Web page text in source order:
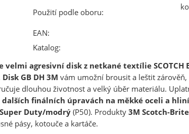
Použití podle oboru:
EAN:
Katalog:
agresivní disk z netkané textílie SCOTCH
Disk GB DH 3M vám umožní brousit a leštit
dlouhou životnost a velký úběr materiálu.
finálních úpravách na měkké oceli a
Super Duty/modrý(P50). Produkty3M Scotch-Brite
pásy, kotouče a kartáče.